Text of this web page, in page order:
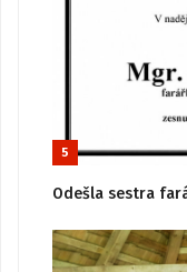
5
Odešla sestra